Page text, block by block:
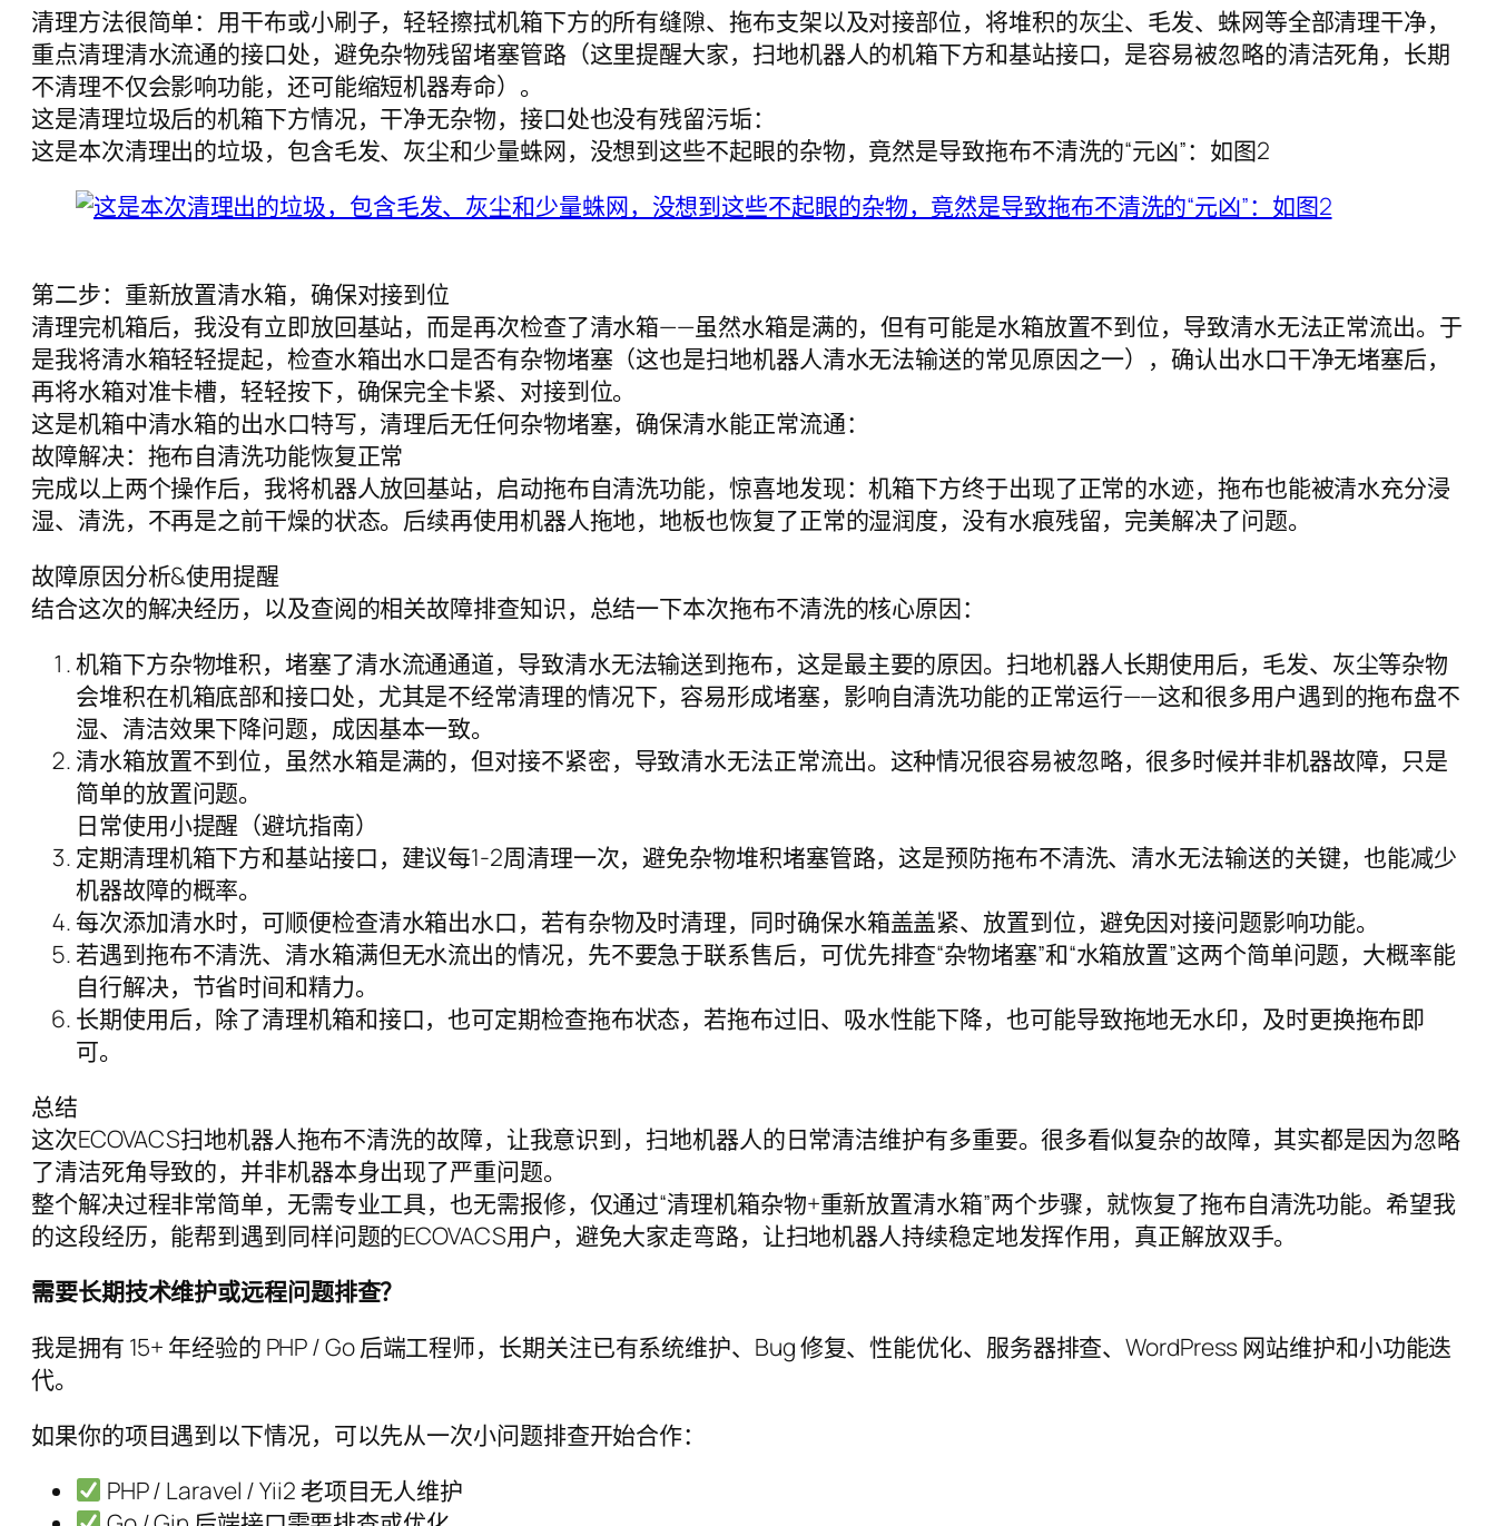
清理方法很简单：用干布或小刷子，轻轻擦拭机箱下方的所有缝隙、拖布支架以及对接部位，将堆积的灰尘、毛发、蛛网等全部清理干净，
重点清理清水流通的接口处，避免杂物残留堵塞管路（这里提醒大家，扫地机器人的机箱下方和基站接口，是容易被忽略的清洁死角，长期
不清理不仅会影响功能，还可能缩短机器寿命）。
这是清理垃圾后的机箱下方情况，干净无杂物，接口处也没有残留污垢：
这是本次清理出的垃圾，包含毛发、灰尘和少量蛛网，没想到这些不起眼的杂物，竟然是导致拖布不清洗的“元凶”：如图2
第二步：重新放置清水箱，确保对接到位
清理完机箱后，我没有立即放回基站，而是再次检查了清水箱——虽然水箱是满的，但有可能是水箱放置不到位，导致清水无法正常流出。于
是我将清水箱轻轻提起，检查水箱出水口是否有杂物堵塞（这也是扫地机器人清水无法输送的常见原因之一），确认出水口干净无堵塞后，
再将水箱对准卡槽，轻轻按下，确保完全卡紧、对接到位。
这是机箱中清水箱的出水口特写，清理后无任何杂物堵塞，确保清水能正常流通：
故障解决：拖布自清洗功能恢复正常
完成以上两个操作后，我将机器人放回基站，启动拖布自清洗功能，惊喜地发现：机箱下方终于出现了正常的水迹，拖布也能被清水充分浸
湿、清洗，不再是之前干燥的状态。后续再使用机器人拖地，地板也恢复了正常的湿润度，没有水痕残留，完美解决了问题。
故障原因分析&使用提醒
结合这次的解决经历，以及查阅的相关故障排查知识，总结一下本次拖布不清洗的核心原因：
机箱下方杂物堆积，堵塞了清水流通通道，导致清水无法输送到拖布，这是最主要的原因。扫地机器人长期使用后，毛发、灰尘等杂物
会堆积在机箱底部和接口处，尤其是不经常清理的情况下，容易形成堵塞，影响自清洗功能的正常运行——这和很多用户遇到的拖布盘不
湿、清洁效果下降问题，成因基本一致。
清水箱放置不到位，虽然水箱是满的，但对接不紧密，导致清水无法正常流出。这种情况很容易被忽略，很多时候并非机器故障，只是
简单的放置问题。
日常使用小提醒（避坑指南）
定期清理机箱下方和基站接口，建议每1-2周清理一次，避免杂物堆积堵塞管路，这是预防拖布不清洗、清水无法输送的关键，也能减少
机器故障的概率。
每次添加清水时，可顺便检查清水箱出水口，若有杂物及时清理，同时确保水箱盖盖紧、放置到位，避免因对接问题影响功能。
若遇到拖布不清洗、清水箱满但无水流出的情况，先不要急于联系售后，可优先排查“杂物堵塞”和“水箱放置”这两个简单问题，大概率能
自行解决，节省时间和精力。
长期使用后，除了清理机箱和接口，也可定期检查拖布状态，若拖布过旧、吸水性能下降，也可能导致拖地无水印，及时更换拖布即
可。
总结
这次ECOVACS扫地机器人拖布不清洗的故障，让我意识到，扫地机器人的日常清洁维护有多重要。很多看似复杂的故障，其实都是因为忽略
了清洁死角导致的，并非机器本身出现了严重问题。
整个解决过程非常简单，无需专业工具，也无需报修，仅通过“清理机箱杂物+重新放置清水箱”两个步骤，就恢复了拖布自清洗功能。希望我
的这段经历，能帮到遇到同样问题的ECOVACS用户，避免大家走弯路，让扫地机器人持续稳定地发挥作用，真正解放双手。
需要长期技术维护或远程问题排查？
我是拥有 15+ 年经验的 PHP / Go 后端工程师，长期关注已有系统维护、Bug 修复、性能优化、服务器排查、WordPress 网站维护和小功能迭
代。
如果你的项目遇到以下情况，可以先从一次小问题排查开始合作：
PHP / Laravel / Yii2 老项目无人维护